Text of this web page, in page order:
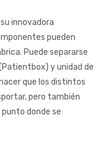
innovadora
pueden
Puede separarse
y unidad de
que los distintos
pero también
donde se